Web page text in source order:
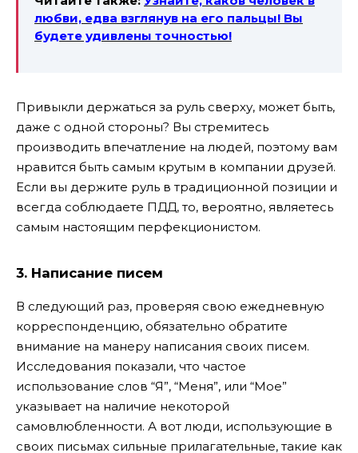
любви, едва взглянув на его пальцы! Вы
будете удивлены точностью!
Привыкли держаться за руль сверху, может быть,
даже с одной стороны? Вы стремитесь
производить впечатление на людей, поэтому вам
нравится быть самым крутым в компании друзей.
Если вы держите руль в традиционной позиции и
всегда соблюдаете ПДД, то, вероятно, являетесь
самым настоящим перфекционистом.
3. Написание писем
В следующий раз, проверяя свою ежедневную
корреспонденцию, обязательно обратите
внимание на манеру написания своих писем.
Исследования показали, что частое
использование слов “Я”, “Меня”, или “Мое”
указывает на наличие некоторой
самовлюбленности. А вот люди, использующие в
своих письмах сильные прилагательные, такие как